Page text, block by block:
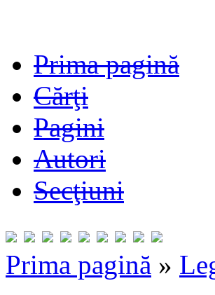
Prima pagină
Cărţi
Pagini
Autori
Secţiuni
Prima pagină »